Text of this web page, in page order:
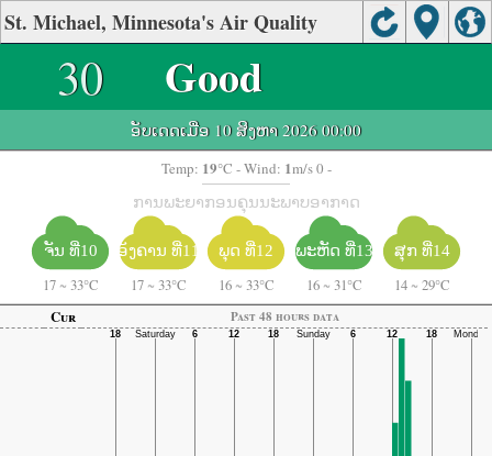
St. Michael, Minnesota's Air Quality
30 Good
ອັບເດດເມື່ອ 10 ສິງຫາ 2026 00:00
Temp: 19°C - Wind: 1m/s 0 -
ການພະຍາກອນຄຸນນະພາບອາກາດ
ຈັນ ທີ່10
17 ~ 33°C
ອັງຄານ ທີ່11
17 ~ 33°C
ພຸດ ທີ່12
16 ~ 33°C
ພະຫັດ ທີ່13
16 ~ 31°C
ສຸກ ທີ່14
14 ~ 29°C
Cur
Past 48 hours data